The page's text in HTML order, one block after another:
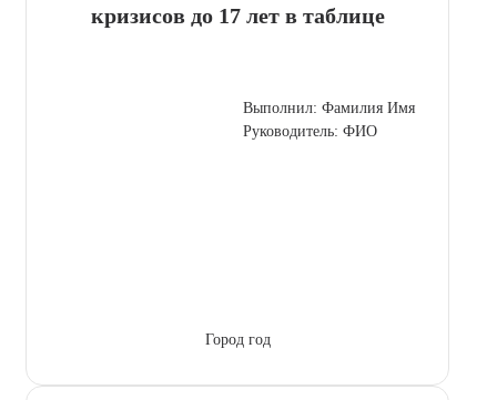
кризисов до 17 лет в таблице
Выполнил: Фамилия Имя
Руководитель: ФИО
Город год